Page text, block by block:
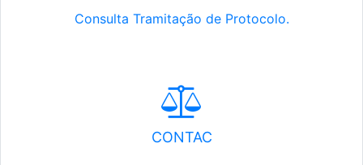
Consulta Tramitação de Protocolo.
CONTAC